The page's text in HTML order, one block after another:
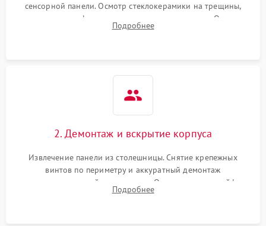
сенсорной панели. Осмотр стеклокерамики на трещины,
проверка конфорок на равномерность нагрева. Опрос
клиента о симптомах (не включается, не видит посуду,
Подробнее
2. Демонтаж и вскрытие корпуса
Извлечение панели из столешницы. Снятие крепежных
винтов по периметру и аккуратный демонтаж
стеклокерамической поверхности. Отсоединение шлейфов
сенсорного блока для доступа к силовым платам, катушкам
Подробнее